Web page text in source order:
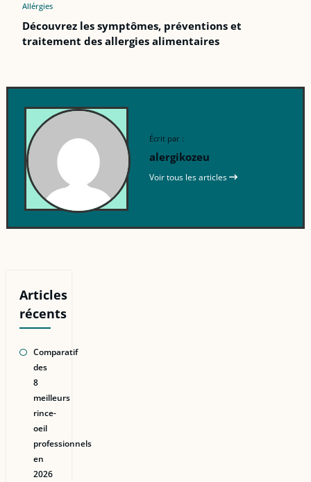
Allérgies
Découvrez les symptômes, préventions et
traitement des allergies alimentaires
Écrit par :
alergikozeu
Voir tous les articles
Articles
récents
Comparatif
des
8
meilleurs
rince-
oeil
professionnels
en
2026